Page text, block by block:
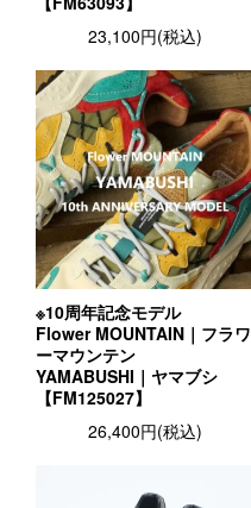
23,100円(税込)
※10周年記念モデル
Flower MOUNTAIN｜フラワ
ーマウンテン
YAMABUSHI｜ヤマブシ
【FM125027】
26,400円(税込)